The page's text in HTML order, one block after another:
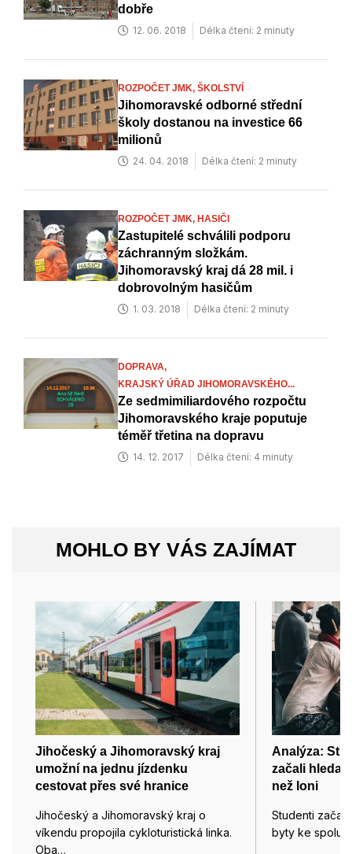
dobře
12. 06. 2018 Délka čtení: 2 minuty
ROZPOČET JMK, ŠKOLSTVÍ
Jihomoravské odborné střední
školy dostanou na investice 66
milionů
24. 04. 2018 Délka čtení: 2 minuty
ROZPOČET JMK, HASIČI
Zastupitelé schválili podporu
záchranným složkám.
Jihomoravský kraj dá 28 mil. i
dobrovolným hasičům
1. 03. 2018 Délka čtení: 2 minuty
DOPRAVA,
KRAJSKÝ ÚŘAD JIHOMORAVSKÉHO...
Ze sedmimiliardového rozpočtu
Jihomoravského kraje poputuje
téměř třetina na dopravu
14. 12. 2017 Délka čtení: 4 minuty
MOHLO BY VÁS ZAJÍMAT
Jihočeský a Jihomoravský kraj
umožní na jednu jízdenku
cestovat přes své hranice
Jihočeský a Jihomoravský kraj o
víkendu propojila cykloturistická linka.
Oba…
Analýza:
začali hledat
než loni
Studenti
byty ke